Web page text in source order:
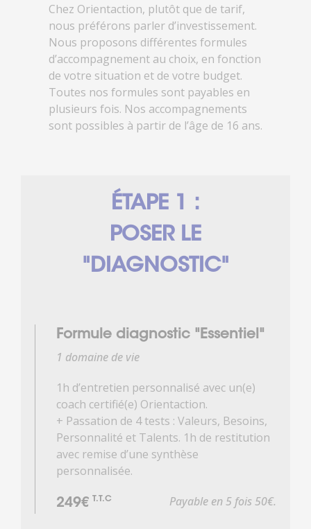
Chez Orientaction, plutôt que de tarif,
nous préférons parler d’investissement.
Nous proposons différentes formules
d’accompagnement au choix, en fonction
de votre situation et de votre budget.
Toutes nos formules sont payables en
plusieurs fois. Nos accompagnements
sont possibles à partir de l’âge de 16 ans.
ÉTAPE 1 :
POSER LE
"DIAGNOSTIC"
Formule diagnostic "Essentiel"
1 domaine de vie
1h d’entretien personnalisé avec un(e)
coach certifié(e) Orientaction.
+ Passation de 4 tests : Valeurs, Besoins,
Personnalité et Talents. 1h de restitution
avec remise d’une synthèse
personnalisée.
249€ T.T.C Payable en 5 fois 50€.